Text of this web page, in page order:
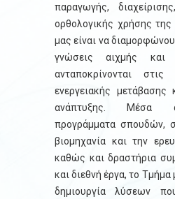
παραγωγής,
ορθολογικής χρήσης της
μας είναι να
γνώσεις αιχμής και
ανταποκρίνονται
ενεργειακής μετάβασης
ανάπτυξης. Μέσα
προγράμματα σπουδών,
βιομηχανία και την
καθώς και δραστήρια
και διεθνή έργα, το
δημιουργία λύσεων